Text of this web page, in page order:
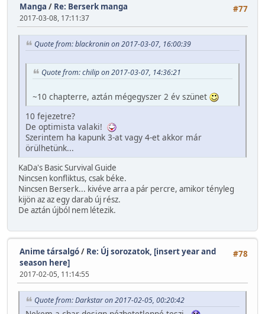
#77
Manga / Re: Berserk manga
2017-03-08, 17:11:37
Quote from: blackronin on 2017-03-07, 16:00:39
Quote from: chilip on 2017-03-07, 14:36:21
~10 chapterre, aztán mégegyszer 2 év szünet
10 fejezetre?
De optimista valaki!
Szerintem ha kapunk 3-at vagy 4-et akkor már
örülhetünk...
KaDa's Basic Survival Guide
Nincsen konfliktus, csak béke.
Nincsen Berserk... kivéve arra a pár percre, amikor tényleg
kijön az az egy darab új rész.
De aztán újból nem létezik.
#78
Anime társalgó/ Re: Új sorozatok, [insert year and
season here]
2017-02-05, 11:14:55
Quote from: Darkstar on 2017-02-05, 00:20:42